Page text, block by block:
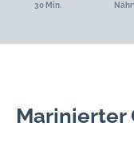
30 Min.
Marinierter